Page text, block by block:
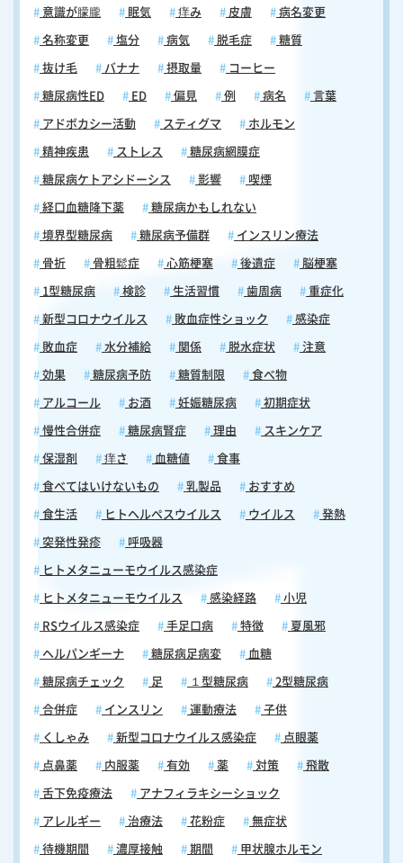
意識が朦朧 眠気 痒み 皮膚 病名変更
名称変更 塩分 病気 脱毛症 糖質
抜け毛 バナナ 摂取量 コーヒー
糖尿病性ED ED 偏見 例 病名 言葉
アドボカシー活動 スティグマ ホルモン
精神疾患 ストレス 糖尿病網膜症
糖尿病ケトアシドーシス 影響 喫煙
経口血糖降下薬 糖尿病かもしれない
境界型糖尿病 糖尿病予備群 インスリン療法
骨折 骨粗鬆症 心筋梗塞 後遺症 脳梗塞
1型糖尿病 検診 生活習慣 歯周病 重症化
新型コロナウイルス 敗血症性ショック 感染症
敗血症 水分補給 関係 脱水症状 注意
効果 糖尿病予防 糖質制限 食べ物
アルコール お酒 妊娠糖尿病 初期症状
慢性合併症 糖尿病腎症 理由 スキンケア
保湿剤 痒さ 血糖値 食事
食べてはいけないもの 乳製品 おすすめ
食生活 ヒトヘルペスウイルス ウイルス 発熱
突発性発疹 呼吸器
ヒトメタニューモウイルス感染症
ヒトメタニューモウイルス 感染経路 小児
RSウイルス感染症 手足口病 特徴 夏風邪
ヘルパンギーナ 糖尿病足病変 血糖
糖尿病チェック 足 １型糖尿病 2型糖尿病
合併症 インスリン 運動療法 子供
くしゃみ 新型コロナウイルス感染症 点眼薬
点鼻薬 内服薬 有効 薬 対策 飛散
舌下免疫療法 アナフィラキシーショック
アレルギー 治療法 花粉症 無症状
待機期間 濃厚接触 期間 甲状腺ホルモン